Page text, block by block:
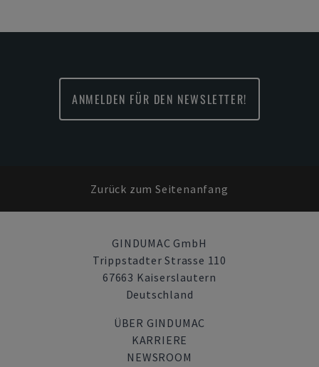
ANMELDEN FÜR DEN NEWSLETTER!
Zurück zum Seitenanfang
GINDUMAC GmbH
Trippstadter Strasse 110
67663 Kaiserslautern
Deutschland
ÜBER GINDUMAC
KARRIERE
NEWSROOM